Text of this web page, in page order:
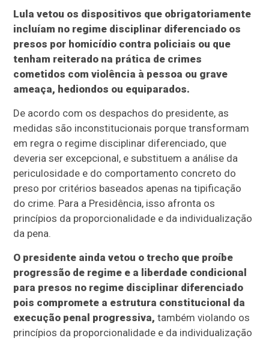
Lula vetou os dispositivos que obrigatoriamente
incluíam no regime disciplinar diferenciado os
presos por homicídio contra policiais ou que
tenham reiterado na prática de crimes
cometidos com violência à pessoa ou grave
ameaça, hediondos ou equiparados.
De acordo com os despachos do presidente, as
medidas são inconstitucionais porque transformam
em regra o regime disciplinar diferenciado, que
deveria ser excepcional, e substituem a análise da
periculosidade e do comportamento concreto do
preso por critérios baseados apenas na tipificação
do crime. Para a Presidência, isso afronta os
princípios da proporcionalidade e da individualização
da pena.
O presidente ainda vetou o trecho que proíbe
progressão de regime e a liberdade condicional
para presos no regime disciplinar diferenciado
pois compromete a estrutura constitucional da
execução penal progressiva, também violando os
princípios da proporcionalidade e da individualização